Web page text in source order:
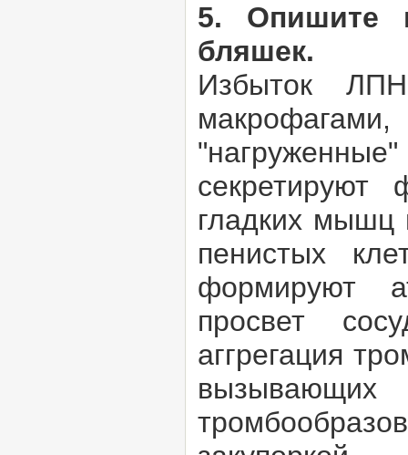
5. Опишите
бляшек.
Избыток
секретируют
гладких мышц
пенистых
формируют
просвет
аггрегация